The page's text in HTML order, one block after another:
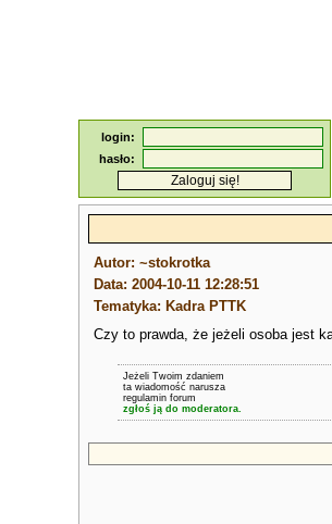
login:
hasło:
Autor: ~stokrotka
Data: 2004-10-11 12:28:51
Tematyka: Kadra PTTK
Czy to prawda, że jeżeli osoba jest
Jeżeli Twoim zdaniem
ta wiadomość narusza
regulamin forum
zgłoś ją do moderatora.